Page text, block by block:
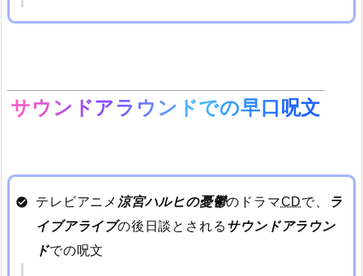
サウンドアラウンドでの早口呪文
テレビアニメ 涼宮ハルヒの憂鬱のドラマCDで、
ラ
イブアライブの後日談とされる サウンドアラウン
ドでの呪文